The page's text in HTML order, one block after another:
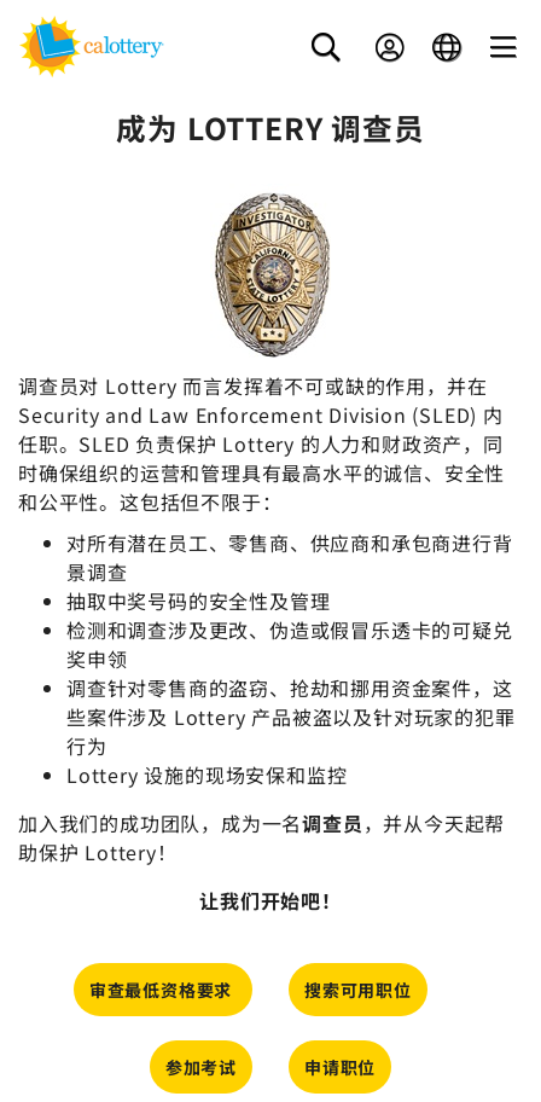
成为 LOTTERY 调查员
调查员对 Lottery 而言发挥着不可或缺的作用，并在
Security and Law Enforcement Division (SLED) 内
任职。SLED 负责保护 Lottery 的人力和财政资产，同
时确保组织的运营和管理具有最高水平的诚信、安全性
和公平性。这包括但不限于：
对所有潜在员工、零售商、供应商和承包商进行背
景调查
抽取中奖号码的安全性及管理
检测和调查涉及更改、伪造或假冒乐透卡的可疑兑
奖申领
调查针对零售商的盗窃、抢劫和挪用资金案件，这
些案件涉及 Lottery 产品被盗以及针对玩家的犯罪
行为
Lottery 设施的现场安保和监控
加入我们的成功团队，成为一名调查员，并从今天起帮
助保护 Lottery！
让我们开始吧！
审查最低资格要求
参加考试
搜索可用职位
申请职位